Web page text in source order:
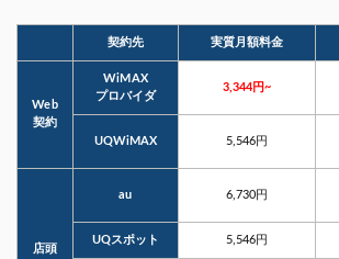
契約先 実質月額料金
Web
契約
WiMAX
プロバイダ
3,344円~
UQWiMAX 5,546円
店頭
au 6,730円
UQスポット 5,546円